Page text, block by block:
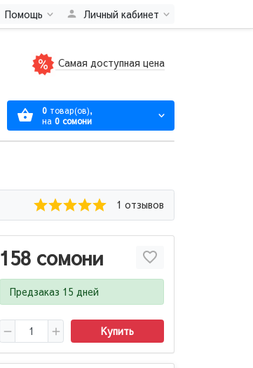
Помощь Личный кабинет
Самая доступная цена
0 товар(ов),
на 0 сомони
1 отзывов
158 сомони
Предзаказ 15 дней
Купить